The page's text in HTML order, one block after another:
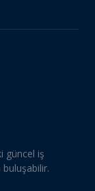
güncel iş